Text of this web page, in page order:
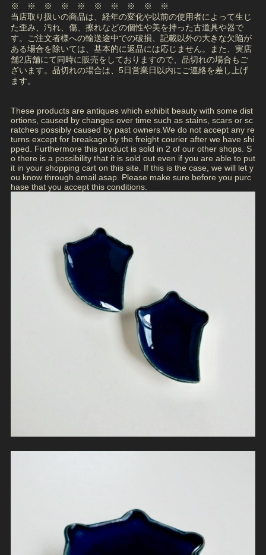
※ ※ ※ ※ ※ ※ ※ ※ ※ ※
当店取り扱いの商品は、経年の変化や以前の使用者によって生じ
た歪み、汚れ、傷、擦れなどの個性や美を持った古道具や器で
す。ご注文者様への輸送途中での破損、記載以外の大きな欠陥が
ある場合を除いては、基本的に返品には応じません。また、実店
舗2店舗にて同時に販売をしておりますので、品切れの場合もご
ざいます。品切れの場合は、5日営業日以内にご連絡を差し上げ
ます。
These products are antiques which exhibit beauty with some dist
ortions, caused by changes over time such as stains, scars or sc
ratches possibly caused by past owners.We do not accept any re
turns except for breakage by the freight courier after we have shi
pped. Furthermore this product is sold in 2 of our other shops. S
o there is a possibility that it is sold out even if you are able to put
it in your shopping cart on this site. If this is the case, we will let y
ou know through email asap. Please make sure before you purc
hase that you accept this conditions.